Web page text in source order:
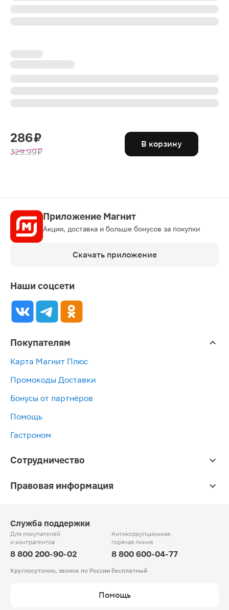
286 ₽
329.99 ₽
В корзину
Приложение Магнит
Акции, доставка и больше бонусов за покупки
Скачать приложение
Наши соцсети
Покупателям
Карта Магнит Плюс
Промокоды Доставки
Бонусы от партнёров
Помощь
Гастроном
Сотрудничество
Правовая информация
Служба поддержки
Для покупателей
и контрагентов
8 800 200-90-02
Антикоррупционная
горячая линия
8 800 600-04-77
Круглосуточно, звонок по России бесплатный
Помощь